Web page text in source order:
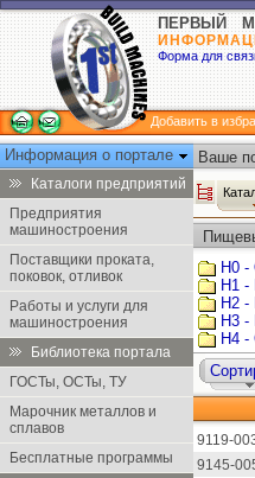
ПЕРВЫЙ
Форма для
Добавить в
Информация о портале
Каталоги предприятий
Предприятия
машиностроения
Поставщики проката,
поковок, отливок
Работы и услуги для
машиностроения
Библиотека портала
ГОСТы, ОСТы, ТУ
Марочник металлов и
сплавов
Бесплатные программы
Ваше
Н0 -
Н1 -
Н2 -
Н3 -
Н4 -
9119-
9145-